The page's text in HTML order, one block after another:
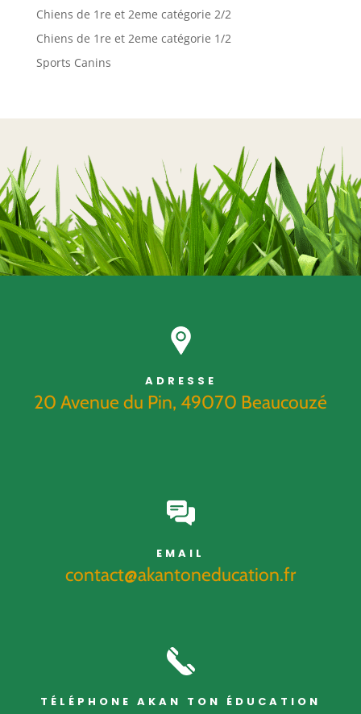
Chiens de 1re et 2eme catégorie 2/2
Chiens de 1re et 2eme catégorie 1/2
Sports Canins
ADRESSE
20 Avenue du Pin, 49070 Beaucouzé
EMAIL
contact@akantoneducation.fr
TÉLÉPHONE AKAN TON ÉDUCATION